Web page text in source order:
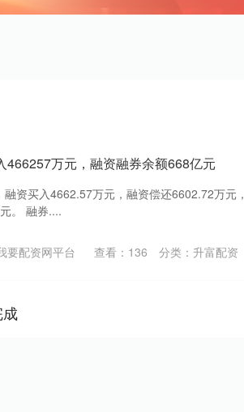
万元，融资融券余额668亿元
资买入4662.57万元，融资偿还6602.72万元，
。 融券....
要配资网平台 查看： 136 分类： 升富配资